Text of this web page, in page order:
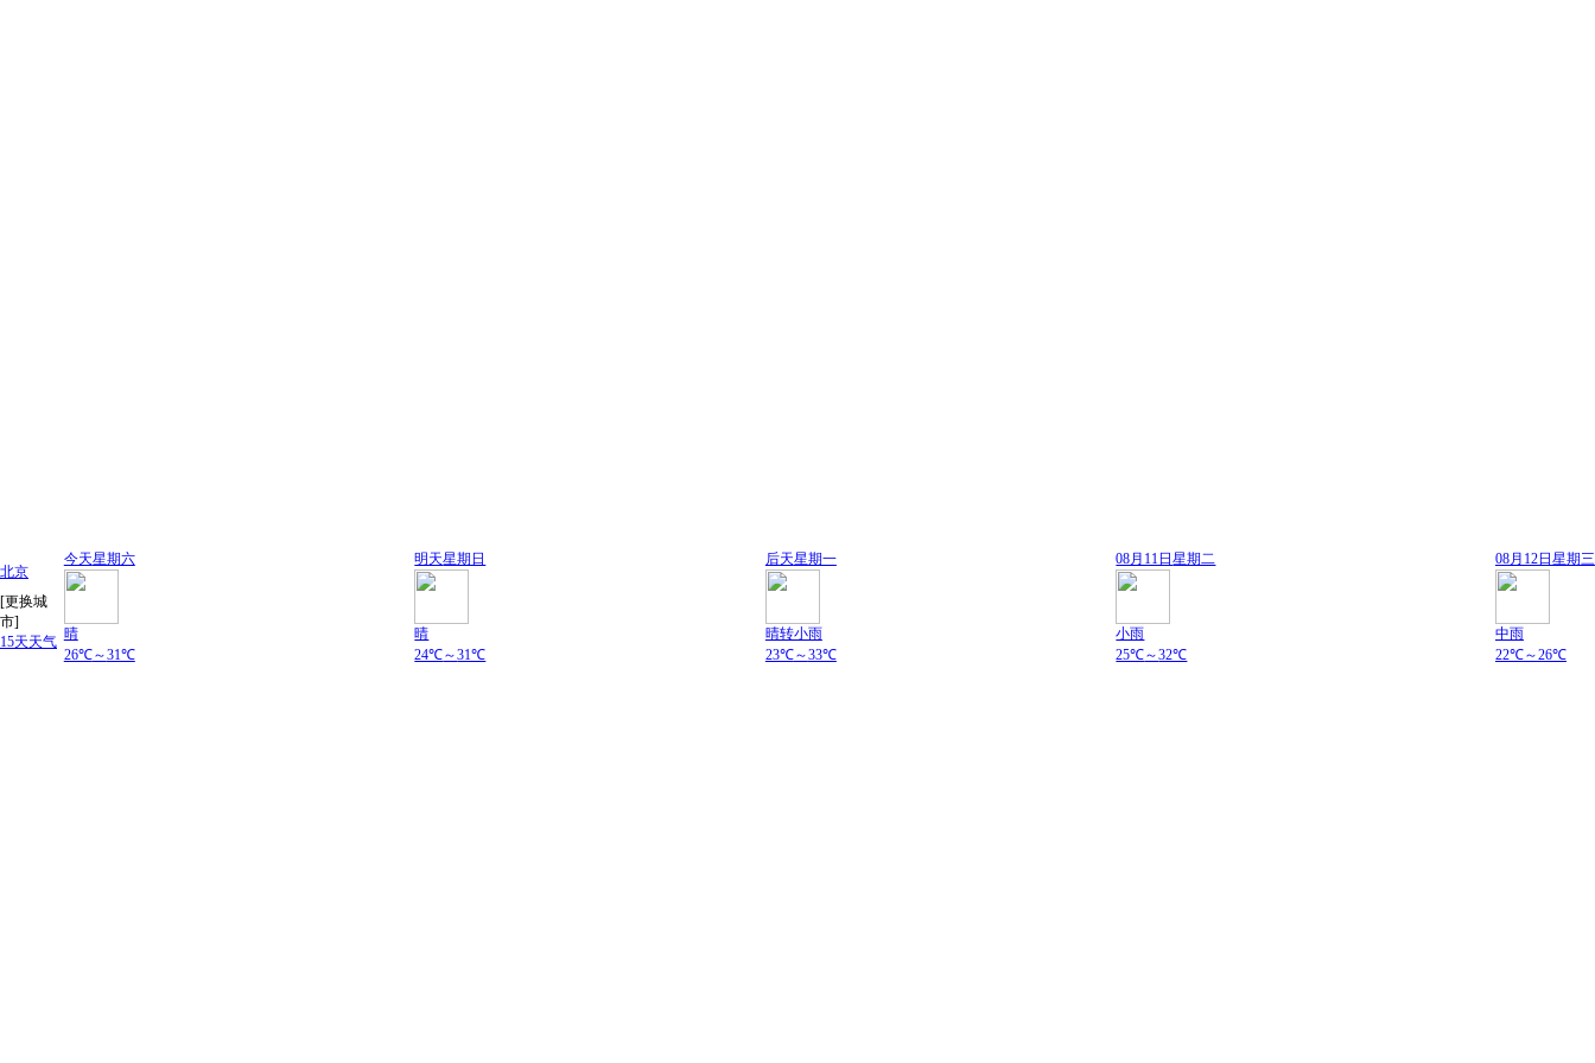
北京
[更换城
市]
15天天气
今天星期六
晴
26℃～31℃
明天星期日
晴
24℃～31℃
后天星期一
晴转小雨
23℃～33℃
08月11日星期二
小雨
25℃～32℃
08月12日 星期三
中雨
22℃～26℃